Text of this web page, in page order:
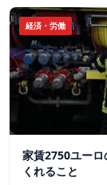
経済・労働
家賃2750ユー
くれること